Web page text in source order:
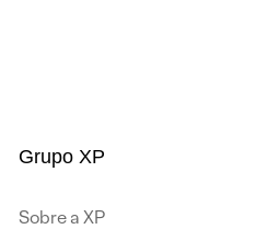
Grupo XP
Sobre a XP